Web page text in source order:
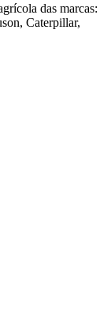
das marcas:
Caterpillar,